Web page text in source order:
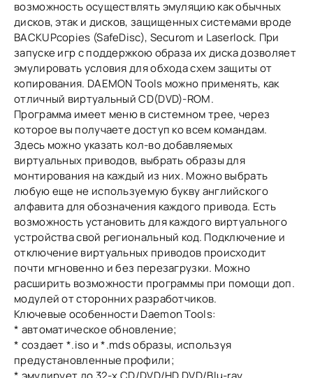
возможность осуществлять эмуляцию как обычных
дисков, этак и дисков, защищенных системами вроде
BACKUPcopies (SafeDisc), Securom и Laserlock. При
запуске игр с поддержкою образа их диска дозволяет
эмулировать условия для обхода схем защиты от
копирования. DAEMON Tools можно применять, как
отличный виртуальный CD(DVD)-ROM.
Программа имеет меню в системном трее, через
которое вы получаете доступ ко всем командам.
Здесь можно указать кол-во добавляемых
виртуальных приводов, выбрать образы для
монтирования на каждый из них. Можно выбрать
любую еще не используемую букву английского
алфавита для обозначения каждого привода. Есть
возможность установить для каждого виртуального
устройства свой региональный код. Подключение и
отключение виртуальных приводов происходит
почти мгновенно и без перезагрузки. Можно
расширить возможности программы при помощи доп.
модулей от сторонних разработчиков.
Ключевые особенности Daemon Tools:
* автоматическое обновление;
* создает *.iso и *.mds образы, используя
предустановленные профили;